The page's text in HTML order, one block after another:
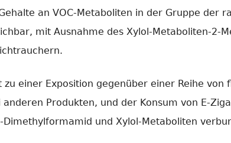
an VOC-Metaboliten in der Gruppe der
mit Ausnahme des Xylol-Metaboliten-2-
einer Exposition gegenüber einer Reihe von
Produkten, und der Konsum von E-
und Xylol-Metaboliten